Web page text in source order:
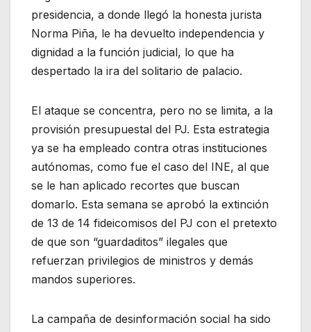
presidencia, a donde llegó la honesta jurista
Norma Piña, le ha devuelto independencia y
dignidad a la función judicial, lo que ha
despertado la ira del solitario de palacio.
El ataque se concentra, pero no se limita, a la
provisión presupuestal del PJ. Esta estrategia
ya se ha empleado contra otras instituciones
autónomas, como fue el caso del INE, al que
se le han aplicado recortes que buscan
domarlo. Esta semana se aprobó la extinción
de 13 de 14 fideicomisos del PJ con el pretexto
de que son “guardaditos” ilegales que
refuerzan privilegios de ministros y demás
mandos superiores.
La campaña de desinformación social ha sido